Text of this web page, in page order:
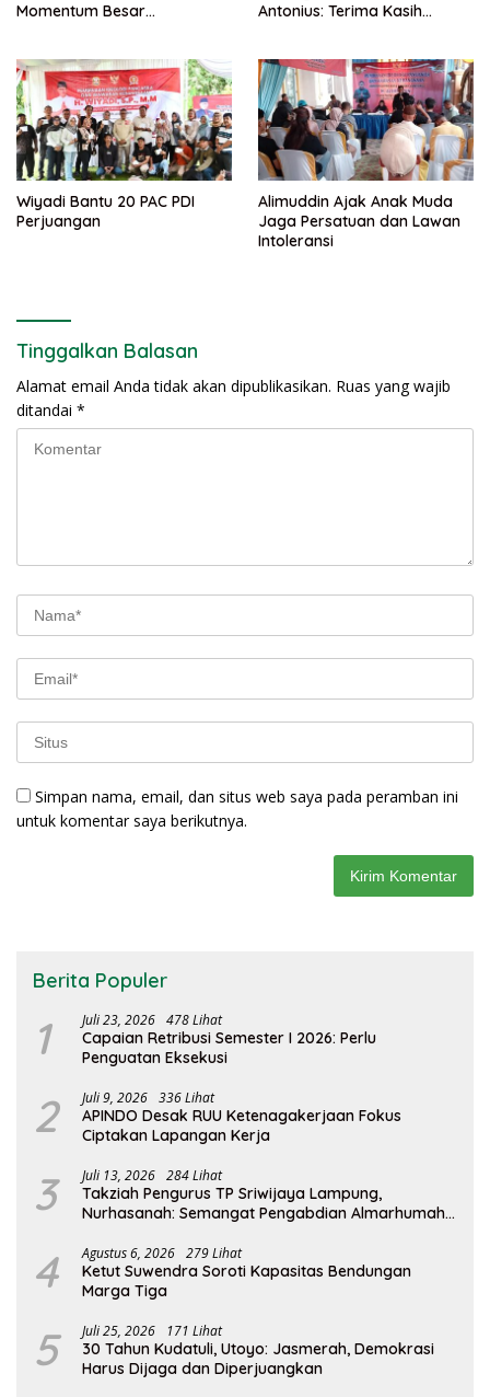
Momentum Besar
Antonius: Terima Kasih
Wiyadi Bantu 20 PAC PDI
Perjuangan
Alimuddin Ajak Anak Muda
Jaga Persatuan dan Lawan
Intoleransi
Tinggalkan Balasan
Alamat email Anda tidak akan dipublikasikan. Ruas yang wajib
ditandai *
Simpan nama, email, dan situs web saya pada peramban ini
untuk komentar saya berikutnya.
Berita Populer
1 Juli 23, 2026 478 Lihat
Capaian Retribusi Semester I 2026: Perlu
Penguatan Eksekusi
2 Juli 9, 2026 336 Lihat
APINDO Desak RUU Ketenagakerjaan Fokus
Ciptakan Lapangan Kerja
3 Juli 13, 2026 284 Lihat
Takziah Pengurus TP Sriwijaya Lampung,
Nurhasanah: Semangat Pengabdian Almarhumah
4 Agustus 6, 2026 279 Lihat
Ketut Suwendra Soroti Kapasitas Bendungan
Marga Tiga
5 Juli 25, 2026 171 Lihat
30 Tahun Kudatuli, Utoyo: Jasmerah, Demokrasi
Harus Dijaga dan Diperjuangkan